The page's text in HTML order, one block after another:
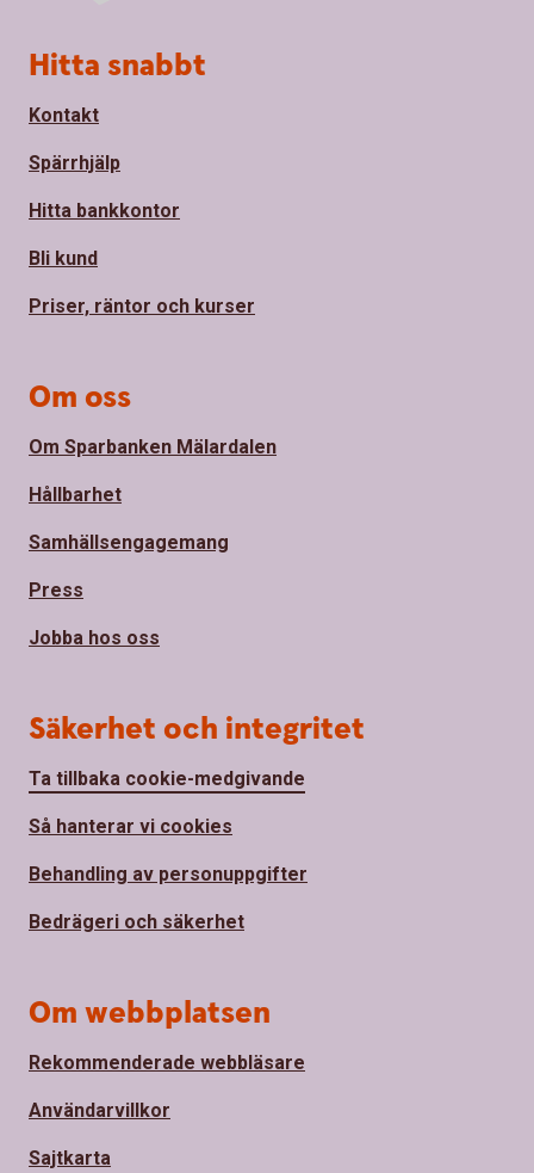
Sidfot
Hitta snabbt
Kontakt
Spärrhjälp
Hitta bankkontor
Bli kund
Priser, räntor och kurser
Om oss
Om Sparbanken Mälardalen
Hållbarhet
Samhällsengagemang
Press
Jobba hos oss
Säkerhet och integritet
Ta tillbaka cookie-medgivande
Så hanterar vi cookies
Behandling av personuppgifter
Bedrägeri och säkerhet
Om webbplatsen
Rekommenderade webbläsare
Användarvillkor
Sajtkarta